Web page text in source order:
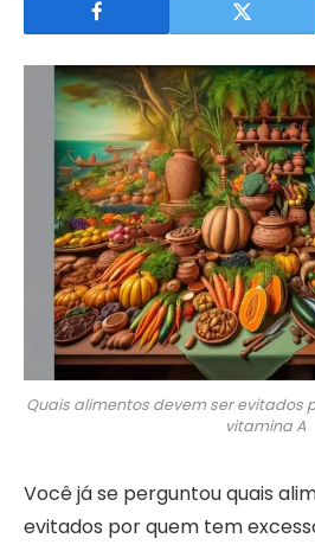
Quais alimentos devem ser evitados
vitamina A
Você já se perguntou quais
evitados por quem tem